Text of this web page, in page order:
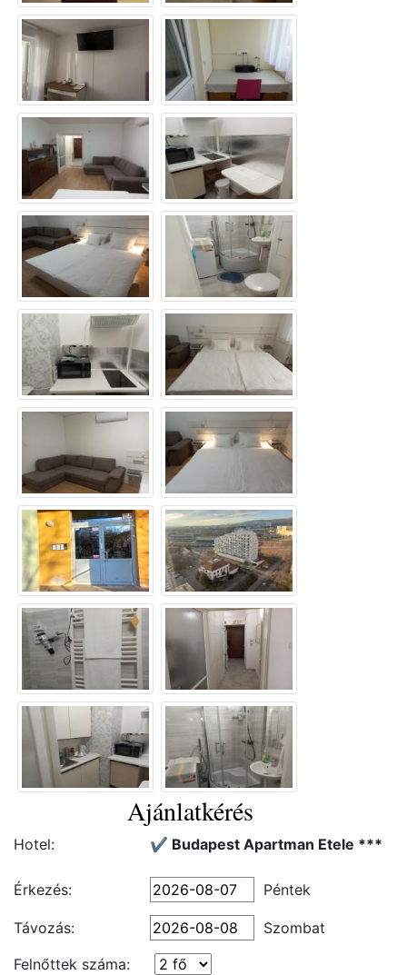
Ajánlatkérés
Hotel: ✔️ Budapest Apartman Etele ***
Érkezés: Péntek
Távozás:
Szombat
Felnőttek száma: